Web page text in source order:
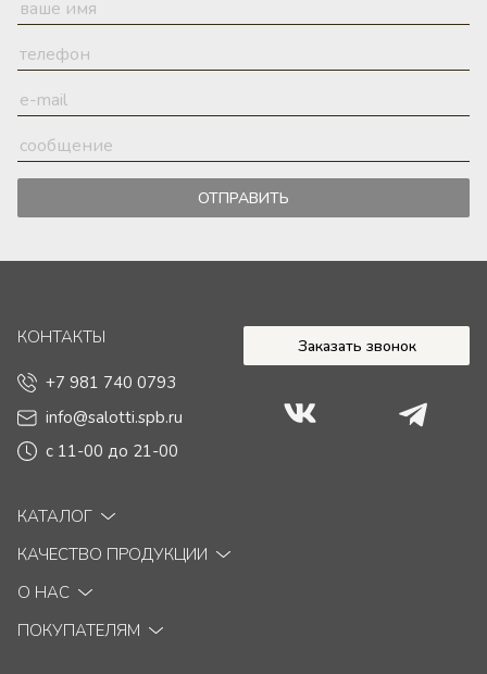
ОТПРАВИТЬ
КАТАЛОГ
Диваны
Кровати
Кресла
КАЧЕСТВО ПРОДУКЦИИ
Правила эксплуатации
Рекомендации по уходу
О НАС
О компании
ПОКУПАТЕЛЯМ
КОНТАКТЫ
+7 981 740 0793
info@salotti.spb.ru
с 11-00 до 21-00
Заказать звонок